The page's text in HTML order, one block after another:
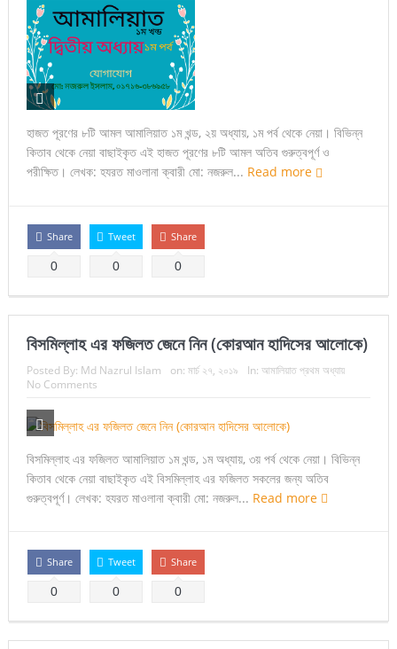
হাজত পূরণের ৮টি আমল আমালিয়াত ১ম খন্ড, ২য় অধ্যায়, ১ম পর্ব থেকে নেয়া। বিভিন্ন
কিতাব থেকে নেয়া বাছাইকৃত এই হাজত পূরণের ৮টি আমল অতিব গুরুত্বপূর্ণ ও
পরীক্ষিত। লেখক: হযরত মাওলানা ক্বারী মো: নজরুল... Read more
Share
0
Tweet
0
Share
0
বিসমিল্লাহ এর ফজিলত জেনে নিন (কোরআন হাদিসের আলোকে)
Posted By: Md Nazrul Islam on: মার্চ ২৭, ২০১৯ In: আমালিয়াত প্রথম অধ্যায়
No Comments
বিসমিল্লাহ এর ফজিলত আমালিয়াত ১ম খন্ড, ১ম অধ্যায়, ৩য় পর্ব থেকে নেয়া। বিভিন্ন
কিতাব থেকে নেয়া বাছাইকৃত এই বিসমিল্লাহ এর ফজিলত সকলের জন্য অতিব
গুরুত্বপূর্ণ। লেখক: হযরত মাওলানা ক্বারী মো: নজরুল... Read more
Share
0
Tweet
0
Share
0